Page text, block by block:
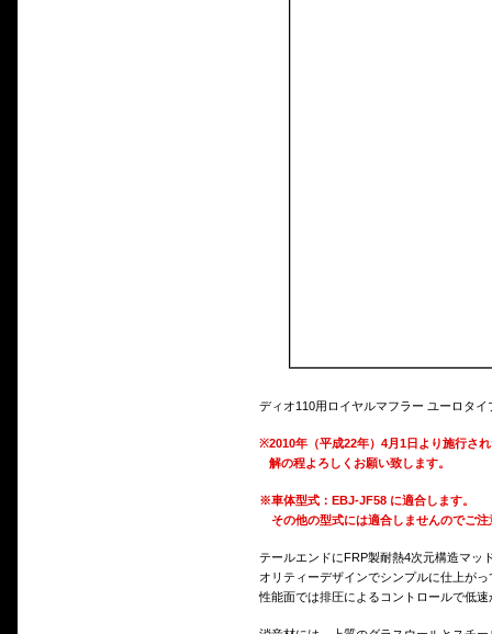
ディオ110用ロイヤルマフラー ユーロタイ
※2010年（平成22年）4月1日より施行さ
解の程よろしくお願い致します。
※車体型式：EBJ-JF58 に適合します。
その他の型式には適合しませんのでご注
テールエンドにFRP製耐熱4次元構造マッ
オリティーデザインでシンプルに仕上がっ
性能面では排圧によるコントロールで低